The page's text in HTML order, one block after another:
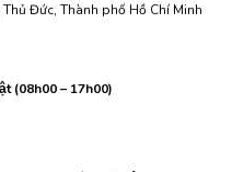
Đức, Thành phố Hồ Chí Minh
(08h00 – 17h00)